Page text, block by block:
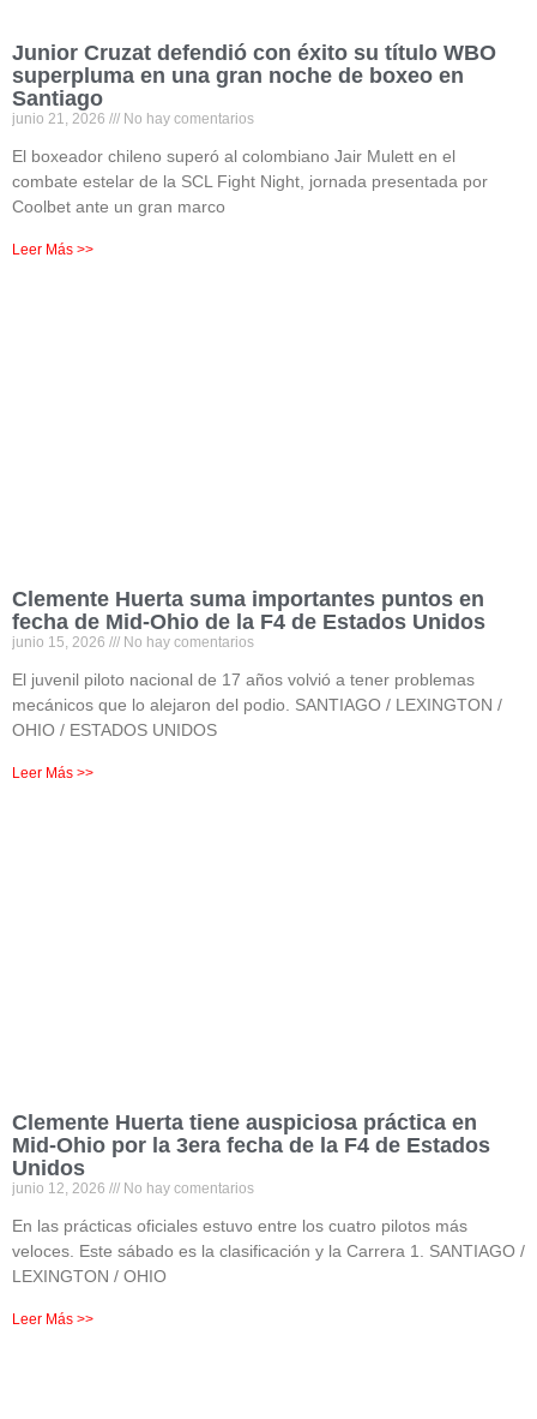
Junior Cruzat defendió con éxito su título WBO
superpluma en una gran noche de boxeo en
Santiago
junio 21, 2026 No hay comentarios
El boxeador chileno superó al colombiano Jair Mulett en el
combate estelar de la SCL Fight Night, jornada presentada por
Coolbet ante un gran marco
Leer Más >>
Clemente Huerta suma importantes puntos en
fecha de Mid-Ohio de la F4 de Estados Unidos
junio 15, 2026 No hay comentarios
El juvenil piloto nacional de 17 años volvió a tener problemas
mecánicos que lo alejaron del podio. SANTIAGO / LEXINGTON /
OHIO / ESTADOS UNIDOS
Leer Más >>
Clemente Huerta tiene auspiciosa práctica en
Mid-Ohio por la 3era fecha de la F4 de Estados
Unidos
junio 12, 2026 No hay comentarios
En las prácticas oficiales estuvo entre los cuatro pilotos más
veloces. Este sábado es la clasificación y la Carrera 1. SANTIAGO /
LEXINGTON / OHIO
Leer Más >>